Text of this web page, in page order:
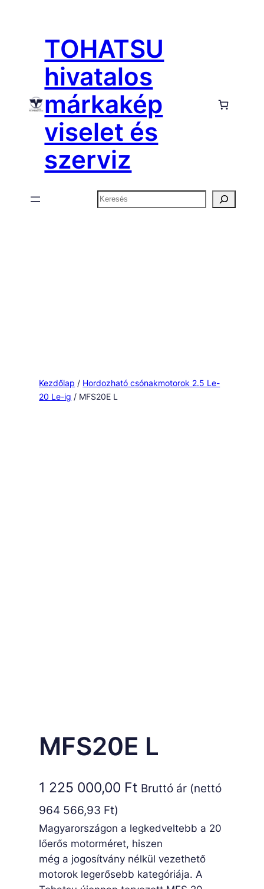
tartalomhozTOHATSU
hivatalos
márkakép
viselet és
szerviz
Keresés
Kezdőlap / Hordozható csónakmotorok 2.5 Le-
20 Le-ig / MFS20E L
MFS20E L
1 225 000,00 Ft Bruttó ár (nettó
964 566,93 Ft)
Magyarországon a legkedveltebb a 20
lőerős motorméret, hiszen
még a jogosítvány nélkül vezethető
motorok legerősebb kategóriája. A